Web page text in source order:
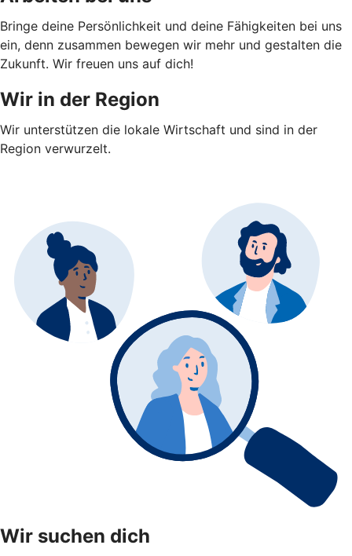
Bringe deine Persönlichkeit und deine Fähigkeiten bei uns
ein, denn zusammen bewegen wir mehr und gestalten die
Zukunft. Wir freuen uns auf dich!
Wir in der Region
Wir unterstützen die lokale Wirtschaft und sind in der
Region verwurzelt.
Wir suchen dich